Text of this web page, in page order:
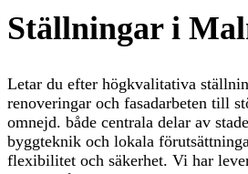
Ställningar i
Letar du efter högkvalitativa
renoveringar och fasadarbeten till
omnejd. både centrala delar av
byggteknik och lokala
flexibilitet och säkerhet. Vi har